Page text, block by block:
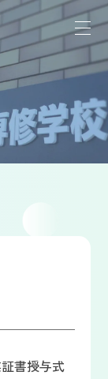
書授与式